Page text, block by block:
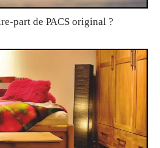
part de PACS original ?